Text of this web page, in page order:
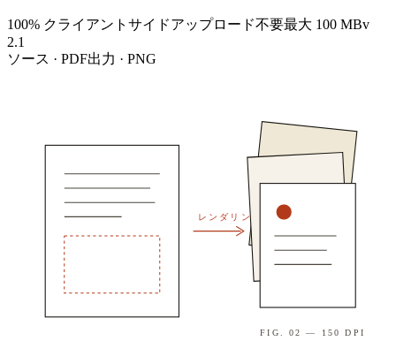
100% クライアントサイドアップロード不要最大 100 MBv
2.1
ソース · PDF出力 · PNG
レンダリング
FIG. 02 — 150 DPI